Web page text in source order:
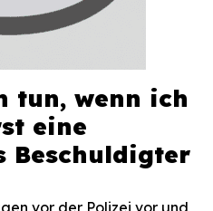
tun, wenn ich
eine
Beschuldigter
vor der Polizei vor und